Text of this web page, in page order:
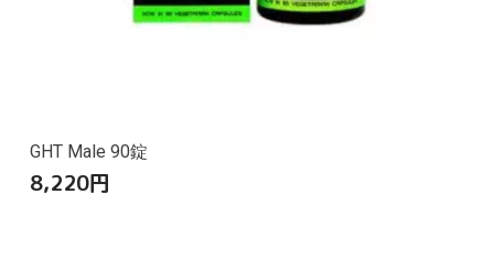
GHT Male 90錠
8,220円